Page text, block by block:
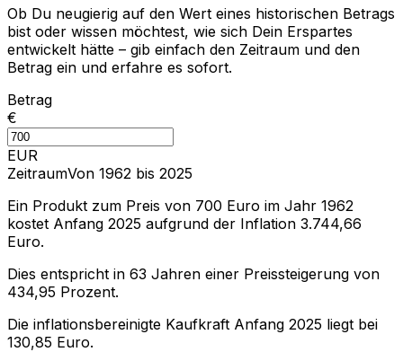
Ob Du neugierig auf den Wert eines historischen Betrags
bist oder wissen möchtest, wie sich Dein Erspartes
entwickelt hätte – gib einfach den Zeitraum und den
Betrag ein und erfahre es sofort.
Betrag
€
EUR
ZeitraumVon 1962 bis 2025
Ein Produkt zum Preis von 700 Euro im Jahr 1962
kostet Anfang 2025 aufgrund der Inflation 3.744,66
Euro.
Dies entspricht in 63 Jahren einer Preissteigerung von
434,95 Prozent.
Die inflationsbereinigte Kaufkraft Anfang 2025 liegt bei
130,85 Euro.